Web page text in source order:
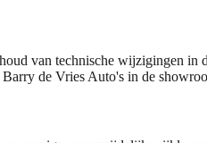
van technische wijzigingen in
de Vries Auto's in de